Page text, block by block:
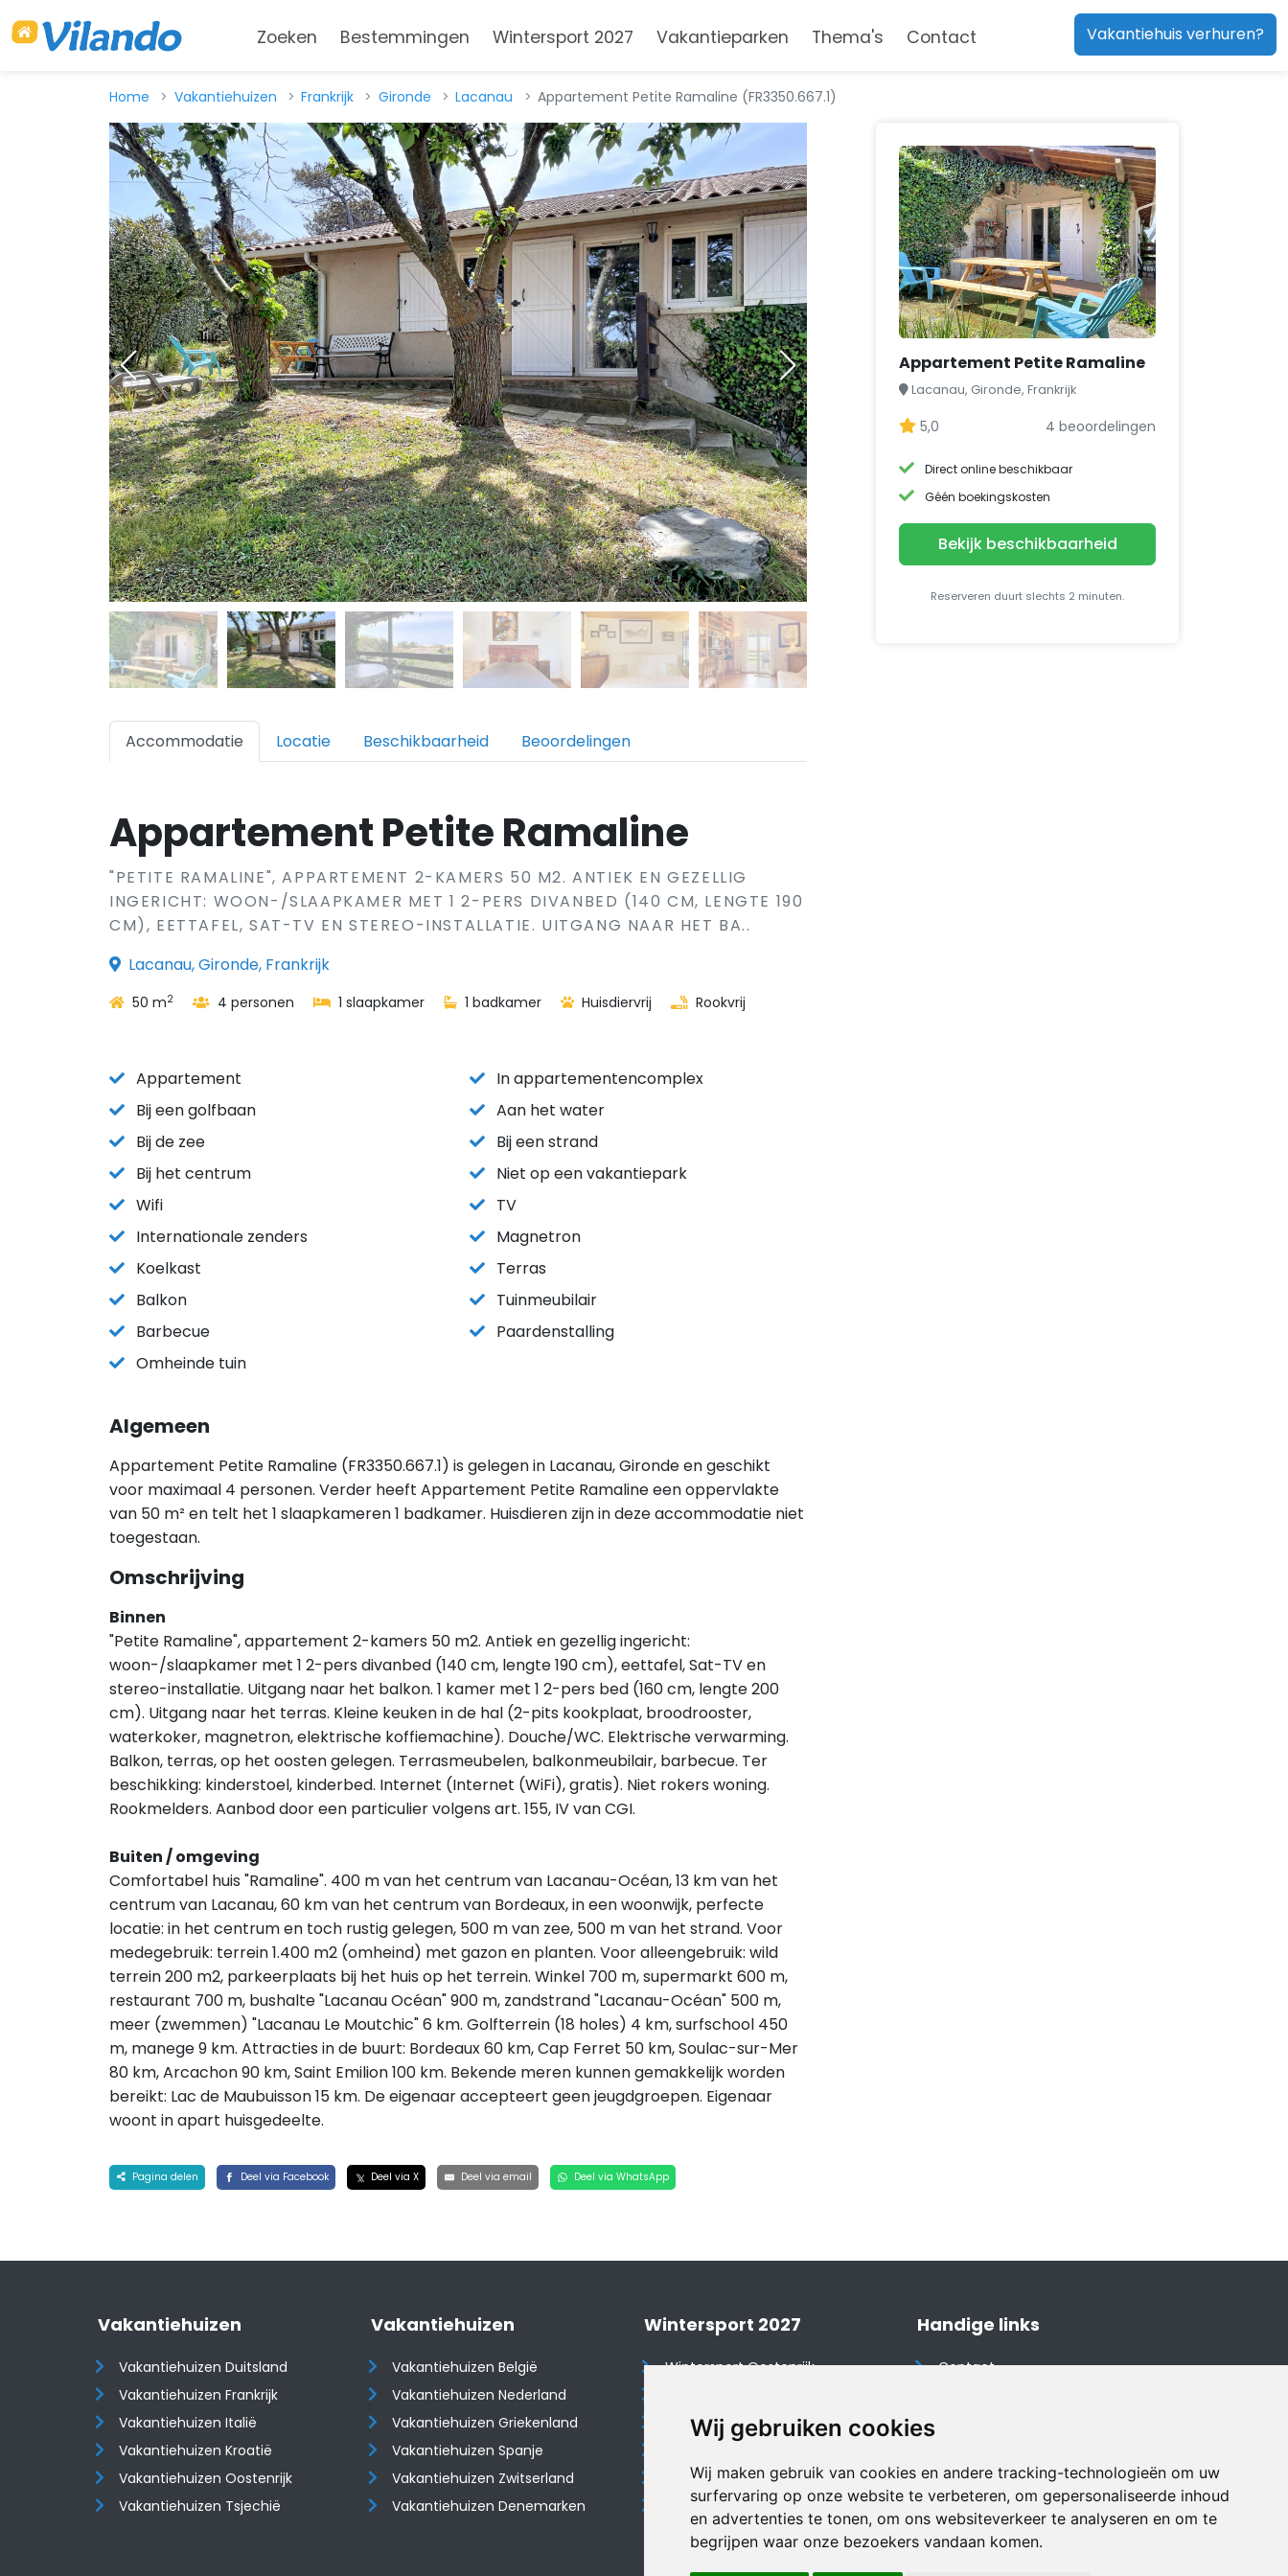
Wij gebruiken cookies
Wij maken gebruik van cookies en andere tracking-technologieën om uw
surfervaring op onze website te verbeteren, om gepersonaliseerde inhoud
en advertenties te tonen, om ons websiteverkeer te analyseren en om te
begrijpen waar onze bezoekers vandaan komen.
Zoeken Bestemmingen Wintersport 2027 Vakantieparken Thema's Contact Vakantiehuis verhuren?
Home Vakantiehuizen Frankrijk Gironde Lacanau Appartement Petite Ramaline (FR3350.667.1)
Accommodatie Locatie Beschikbaarheid Beoordelingen
Appartement Petite Ramaline
"PETITE RAMALINE", APPARTEMENT 2-KAMERS 50 M2. ANTIEK EN GEZELLIG
INGERICHT: WOON-/SLAAPKAMER MET 1 2-PERS DIVANBED (140 CM, LENGTE 190
CM), EETTAFEL, SAT-TV EN STEREO-INSTALLATIE. UITGANG NAAR HET BA..
Lacanau, Gironde, Frankrijk
50 m2 4 personen 1 slaapkamer 1 badkamer Huisdiervrij Rookvrij
Appartement
In appartementencomplex
Bij een golfbaan
Aan het water
Bij de zee
Bij een strand
Bij het centrum
Niet op een vakantiepark
Wifi
TV
Internationale zenders
Magnetron
Koelkast
Terras
Balkon
Tuinmeubilair
Barbecue
Paardenstalling
Omheinde tuin
Algemeen
Appartement Petite Ramaline (FR3350.667.1) is gelegen in Lacanau, Gironde en geschikt
voor maximaal 4 personen. Verder heeft Appartement Petite Ramaline een oppervlakte
van 50 m² en telt het 1 slaapkameren 1 badkamer. Huisdieren zijn in deze accommodatie niet
toegestaan.
Omschrijving
Binnen
"Petite Ramaline", appartement 2-kamers 50 m2. Antiek en gezellig ingericht:
woon-/slaapkamer met 1 2-pers divanbed (140 cm, lengte 190 cm), eettafel, Sat-TV en
stereo-installatie. Uitgang naar het balkon. 1 kamer met 1 2-pers bed (160 cm, lengte 200
cm). Uitgang naar het terras. Kleine keuken in de hal (2-pits kookplaat, broodrooster,
waterkoker, magnetron, elektrische koffiemachine). Douche/WC. Elektrische verwarming.
Balkon, terras, op het oosten gelegen. Terrasmeubelen, balkonmeubilair, barbecue. Ter
beschikking: kinderstoel, kinderbed. Internet (Internet (WiFi), gratis). Niet rokers woning.
Rookmelders. Aanbod door een particulier volgens art. 155, IV van CGI.
Buiten / omgeving
Comfortabel huis "Ramaline". 400 m van het centrum van Lacanau-Océan, 13 km van het
centrum van Lacanau, 60 km van het centrum van Bordeaux, in een woonwijk, perfecte
locatie: in het centrum en toch rustig gelegen, 500 m van zee, 500 m van het strand. Voor
medegebruik: terrein 1.400 m2 (omheind) met gazon en planten. Voor alleengebruik: wild
terrein 200 m2, parkeerplaats bij het huis op het terrein. Winkel 700 m, supermarkt 600 m,
restaurant 700 m, bushalte "Lacanau Océan" 900 m, zandstrand "Lacanau-Océan" 500 m,
meer (zwemmen) "Lacanau Le Moutchic" 6 km. Golfterrein (18 holes) 4 km, surfschool 450
m, manege 9 km. Attracties in de buurt: Bordeaux 60 km, Cap Ferret 50 km, Soulac-sur-Mer
80 km, Arcachon 90 km, Saint Emilion 100 km. Bekende meren kunnen gemakkelijk worden
bereikt: Lac de Maubuisson 15 km. De eigenaar accepteert geen jeugdgroepen. Eigenaar
woont in apart huisgedeelte.
Pagina delen Deel via Facebook Deel via X Deel via email Deel via WhatsApp
Appartement Petite Ramaline
Lacanau, Gironde, Frankrijk
5,0 4 beoordelingen
Direct online beschikbaar
Géén boekingskosten
Bekijk beschikbaarheid
Reserveren duurt slechts 2 minuten.
Vakantiehuizen
Vakantiehuizen Duitsland
Vakantiehuizen Frankrijk
Vakantiehuizen Italië
Vakantiehuizen Kroatië
​​​​​​​Vakantiehuizen Oostenrijk
Vakantiehuizen Tsjechië
Vakantiehuizen
Vakantiehuizen België
Vakantiehuizen Nederland
Vakantiehuizen Griekenland
Vakantiehuizen Spanje
​​​​​​​Vakantiehuizen Zwitserland
Vakantiehuizen Denemarken
Wintersport 2027
Wintersport Oostenrijk
Wintersport Tsjechië
Wintersport Duitsland
Wintersport Italië
Handige links
Contact
Disclaimer
Vakantiehuis website